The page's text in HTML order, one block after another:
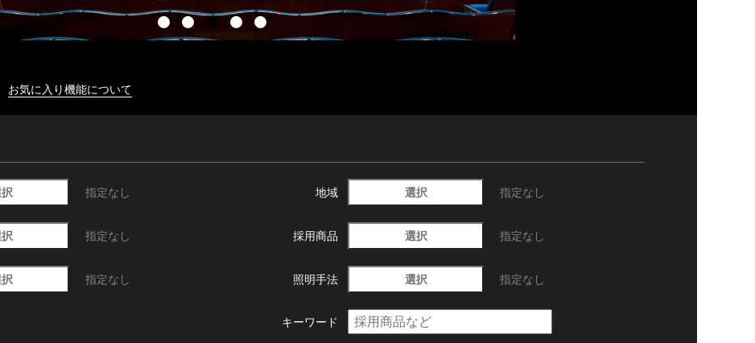
お気に入り機能について
指定なし 地域 選択 指定なし
指定なし 採用商品 選択 指定なし
指定なし 照明手法 選択 指定なし
キーワード